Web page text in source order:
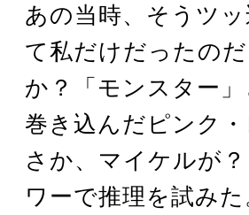
あの当時、そうツ
て私だけだったの
か？「モンスター
巻き込んだピンク
さか、マイケルが
ワーで推理を試みた